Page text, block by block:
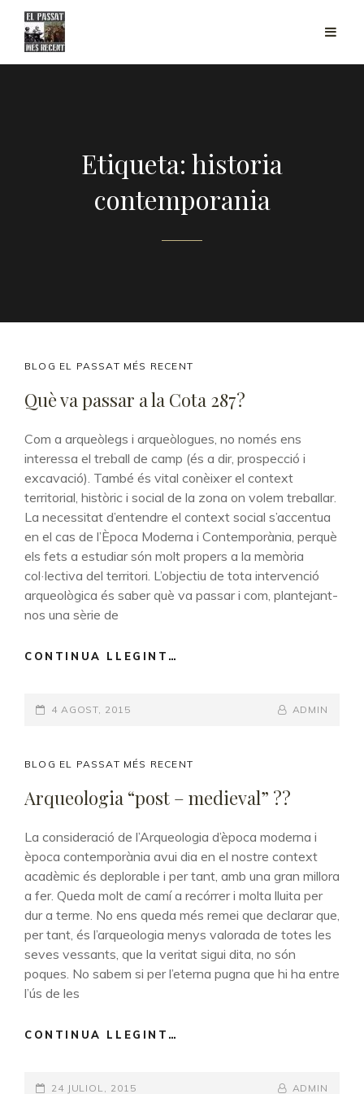
Etiqueta: historia
contemporania
CAT
BLOG EL PASSAT MÉS RECENT
Què va passar a la Cota 287?
Com a arqueòlegs i arqueòlogues, no només ens
interessa el treball de camp (és a dir, prospecció i
excavació). També és vital conèixer el context
territorial, històric i social de la zona on volem treballar.
La necessitat d’entendre el context social s’accentua
en el cas de l’Època Moderna i Contemporània, perquè
els fets a estudiar són molt propers a la memòria
col·lectiva del territori. L’objectiu de tota intervenció
arqueològica és saber què va passar i com, plantejant-
nos una sèrie de
CONTINUA LLEGINT…
287?
POSTED-
4 AGOST, 2015
BY
BYLINE
ADMIN
CAT
BLOG EL PASSAT MÉS RECENT
Arqueologia “post – medieval” ??
La consideració de l’Arqueologia d’època moderna i
època contemporània avui dia en el nostre context
acadèmic és deplorable i per tant, amb una gran millora
a fer. Queda molt de camí a recórrer i molta lluita per
dur a terme. No ens queda més remei que declarar que,
per tant, és l’arqueologia menys valorada de totes les
seves vessants, que la veritat sigui dita, no són
poques. No sabem si per l’eterna pugna que hi ha entre
l’ús de les
CONTINUA LLEGINT…
POSTED-
24 JULIOL, 2015
BY
BYLINE
ADMIN